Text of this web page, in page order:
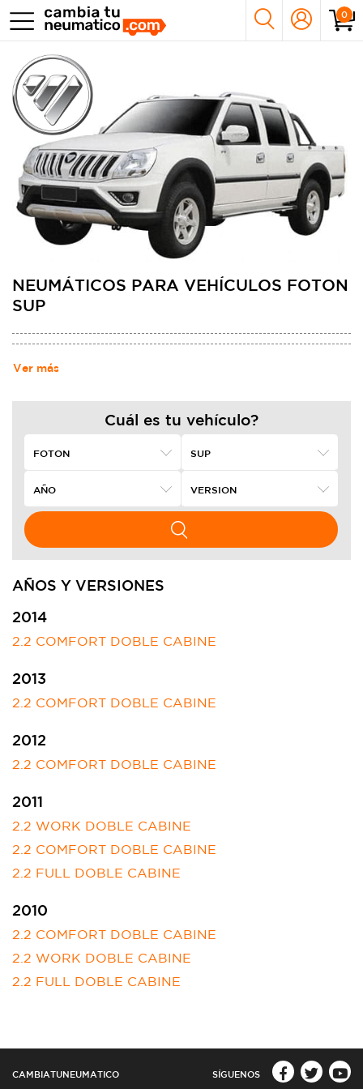
0
NEUMÁTICOS PARA VEHÍCULOS FOTON
SUP
Ver más
Cuál es tu vehículo?
AÑOS Y VERSIONES
2014
2.2 COMFORT DOBLE CABINE
2013
2.2 COMFORT DOBLE CABINE
2012
2.2 COMFORT DOBLE CABINE
2011
2.2 WORK DOBLE CABINE
2.2 COMFORT DOBLE CABINE
2.2 FULL DOBLE CABINE
2010
2.2 COMFORT DOBLE CABINE
2.2 WORK DOBLE CABINE
2.2 FULL DOBLE CABINE
CAMBIATUNEUMATICO SÍGUENOS